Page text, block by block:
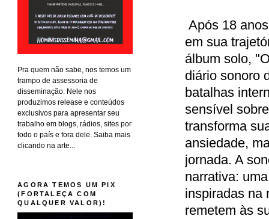
Após 18
em sua
álbum solo,
diário sonoro
batalhas
sensível
transforma
ansiedade,
jornada. A
narrativa:
inspiradas na
remetem às
Pra quem não sabe, nos temos um
trampo de assessoria de
disseminação: Nele nos
produzimos release e conteúdos
exclusivos para apresentar seu
trabalho em blogs, rádios, sites por
todo o país e fora dele. Saiba mais
clicando na arte...
AGORA TEMOS UM PIX
(FORTALEÇA COM
QUALQUER VALOR)!